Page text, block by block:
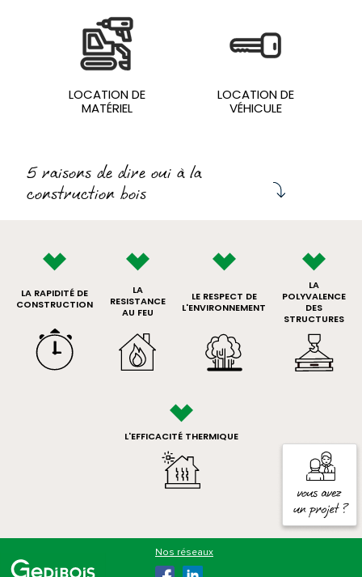
LOCATION DE
MATÉRIEL
LOCATION DE
VÉHICULE
5 raisons de dire oui à la
construction bois
LA RAPIDITÉ DE
CONSTRUCTION
LA
RESISTANCE
AU FEU
LE RESPECT DE
L'ENVIRONNEMENT
LA
POLYVALENCE
DES
STRUCTURES
L'EFFICACITÉ THERMIQUE